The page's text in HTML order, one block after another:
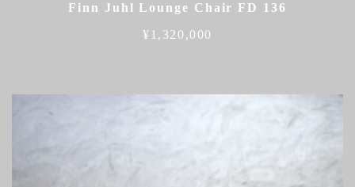
Finn Juhl Lounge Chair FD 136
¥ 1,320,000